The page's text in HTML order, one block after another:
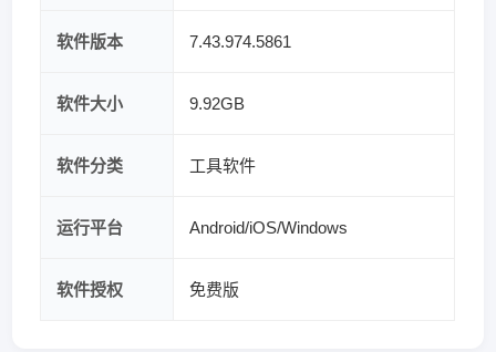
软件版本 7.43.974.5861
软件大小 9.92GB
软件分类 工具软件
运行平台 Android/iOS/Windows
软件授权 免费版